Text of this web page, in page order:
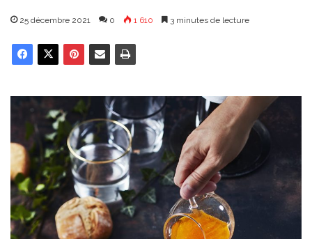
25 décembre 2021 0 1 610 3 minutes de lecture